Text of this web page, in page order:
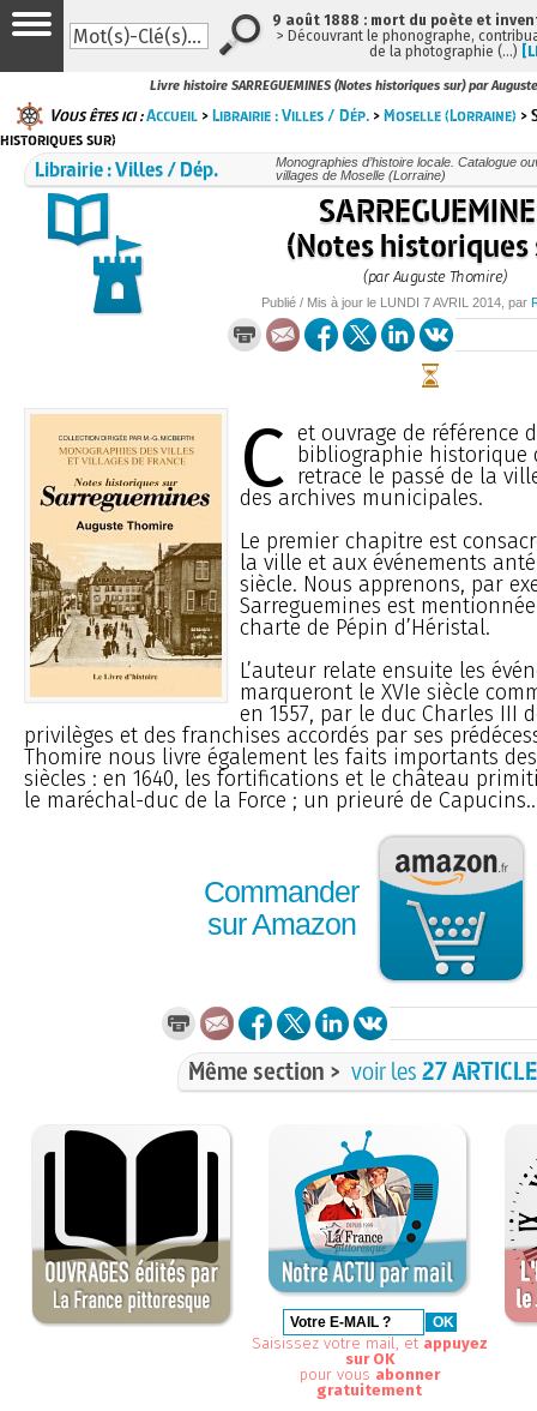
Livre histoire SARREGUEMINES (Notes historiques sur) par
Vous êtes ici :Accueil >Librairie : Villes / Dép. >Moselle (Lorraine) >
historiques sur)
Librairie : Villes / Dép.
Monographies d’histoire locale. Catalogue
villages de Moselle (Lorraine)
(Notes historiques
(par Auguste Thomire)
Publié / Mis à jour le LUNDI 7 AVRIL 2014 , par
C et ouvrage de référence
bibliographie historique
retrace le passé de la
des archives municipales.
Le premier chapitre est
la ville et aux événements
siècle. Nous apprenons, par
Sarreguemines est
charte de Pépin d’Héristal.
L’auteur relate ensuite les
marqueront le XVIe siècle
en 1557, par le duc Charles III
privilèges et des franchises accordés par ses
Thomire nous livre également les faits importants des
siècles : en 1640, les fortifications et le château
le maréchal-duc de la Force ; un prieuré de
Commander
sur Amazon
Même section > voir les27
Saisissez votre mail, et appuyez
sur OK
pour vous abonner
gratuitement
9 août 1888 : mort du poète et
> Découvrant le phonographe,
de la photographie (…)